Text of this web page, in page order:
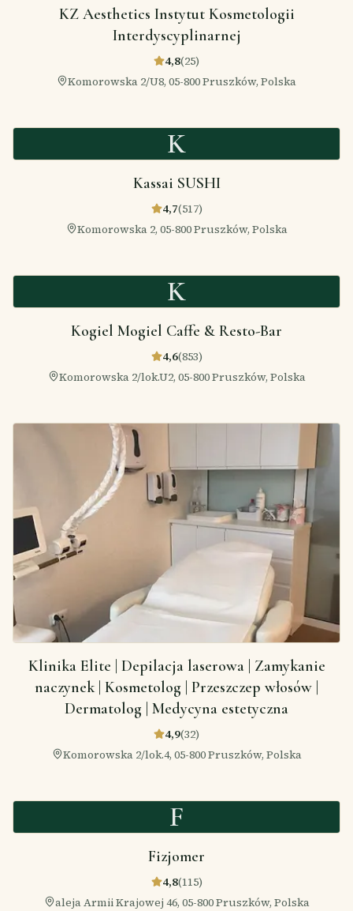
KZ Aesthetics Instytut Kosmetologii
Interdyscyplinarnej
4,8(25)
Komorowska 2/U8, 05-800 Pruszków, Polska
K
Kassai SUSHI
4,7(517)
Komorowska 2, 05-800 Pruszków, Polska
K
Kogiel Mogiel Caffe & Resto-Bar
4,6(853)
Komorowska 2/lok.U2, 05-800 Pruszków, Polska
Klinika Elite | Depilacja laserowa | Zamykanie
naczynek | Kosmetolog | Przeszczep włosów |
Dermatolog | Medycyna estetyczna
4,9(32)
Komorowska 2/lok.4, 05-800 Pruszków, Polska
F
Fizjomer
4,8(115)
aleja Armii Krajowej 46, 05-800 Pruszków, Polska